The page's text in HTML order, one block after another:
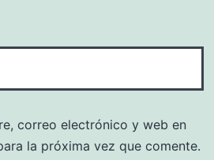
correo electrónico y web en
la próxima vez que comente.